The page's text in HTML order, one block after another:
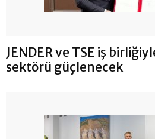
JENDER ve TSE iş
sektörü güçlenecek